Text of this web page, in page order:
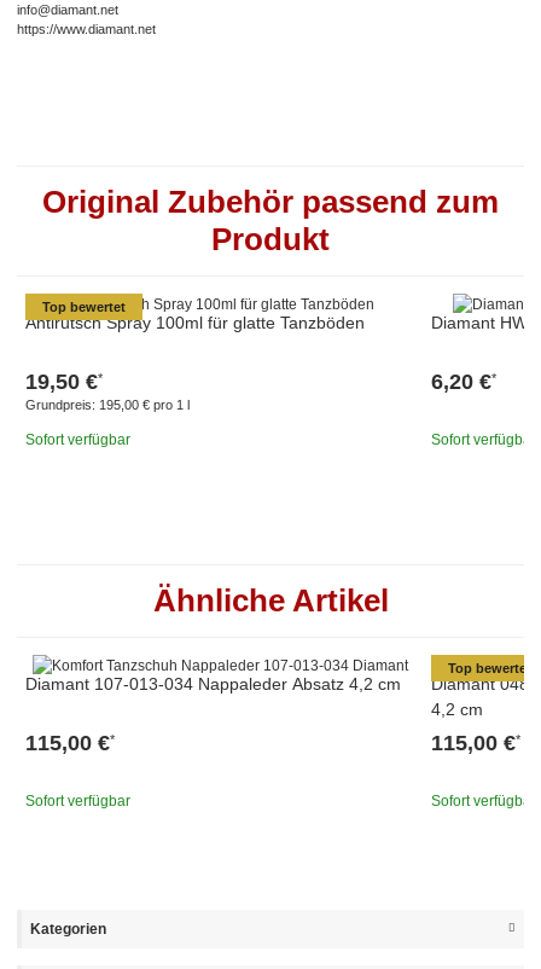
info@diamant.net
https://www.diamant.net
Original Zubehör passend zum
Produkt
Top bewertet
Antirutsch Spray 100ml für glatte Tanzböden
19,50 €*
Grundpreis: 195,00 € pro 1 l
Sofort verfügbar
Diamant
6,20 €*
Sofort verfügbar
Ähnliche Artikel
Diamant 107-013-034 Nappaleder Absatz 4,2 cm
115,00 €*
Sofort verfügbar
Top bewertet
Diamant 048-
4,2 cm
115,00 €*
Sofort verfügbar
Kategorien